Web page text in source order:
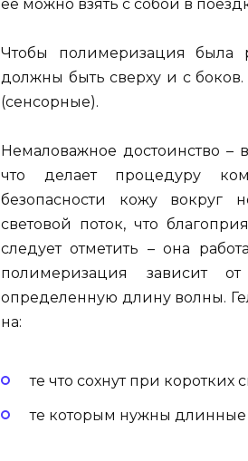
ее можно взять с собой в
Чтобы полимеризация была
должны быть сверху и с
(сенсорные).
Немаловажное достоинство –
что делает процедуру
безопасности кожу вокруг
световой поток, что
следует отметить – она
полимеризация зависит
определенную длину волны.
на:
те что сохнут при коротких
те которым нужны